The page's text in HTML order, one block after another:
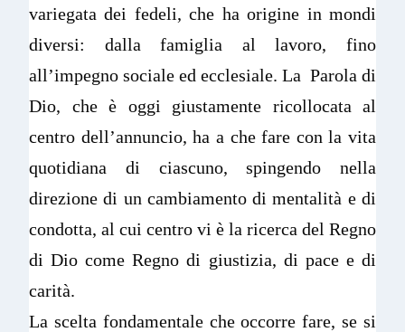
variegata dei fedeli, che ha origine in mondi
diversi: dalla famiglia al lavoro, fino
all’impegno sociale ed ecclesiale. La Parola di
Dio, che è oggi giustamente ricollocata al
centro dell’annuncio, ha a che fare con la vita
quotidiana di ciascuno, spingendo nella
direzione di un cambiamento di mentalità e di
condotta, al cui centro vi è la ricerca del Regno
di Dio come Regno di giustizia, di pace e di
carità.
La scelta fondamentale che occorre fare, se si